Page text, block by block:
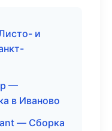
и
—
в Иваново
— Сборка